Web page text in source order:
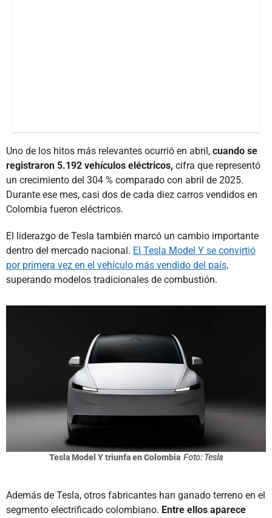
Uno de los hitos más relevantes ocurrió en abril, cuando se
registraron 5.192 vehículos eléctricos, cifra que representó
un crecimiento del 304 % comparado con abril de 2025.
Durante ese mes, casi dos de cada diez carros vendidos en
Colombia fueron eléctricos.
El liderazgo de Tesla también marcó un cambio importante
dentro del mercado nacional. El Tesla Model Y se convirtió
por primera vez en el vehículo más vendido del país,
superando modelos tradicionales de combustión.
Tesla Model Y triunfa en Colombia Foto: Tesla
Además de Tesla, otros fabricantes han ganado terreno en el
segmento electrificado colombiano. Entre ellos aparece